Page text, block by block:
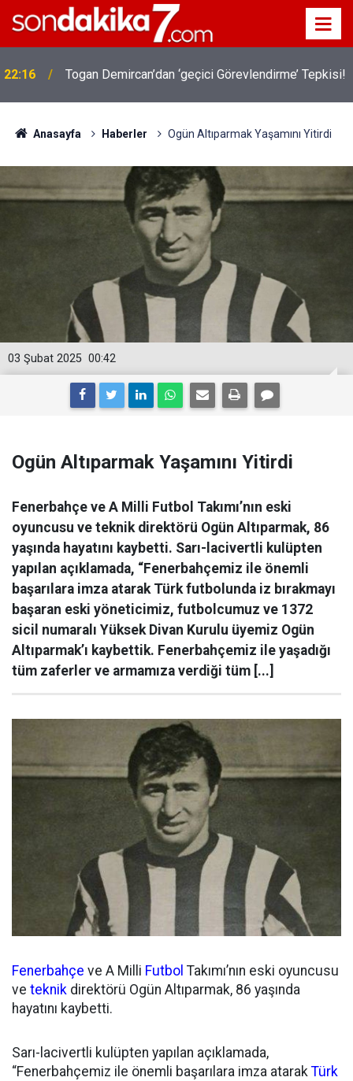
22:16 Togan Demircan’dan ‘geçici Görevlendirme’ Tepkisi!
Anasayfa Haberler Ogün Altıparmak Yaşamını Yitirdi
00:42
03 Şubat 2025
Ogün Altıparmak Yaşamını Yitirdi
Fenerbahçe ve A Milli Futbol Takımı’nın eski
oyuncusu ve teknik direktörü Ogün Altıparmak, 86
yaşında hayatını kaybetti. Sarı-lacivertli kulüpten
yapılan açıklamada, “Fenerbahçemiz ile önemli
başarılara imza atarak Türk futbolunda iz bırakmayı
başaran eski yöneticimiz, futbolcumuz ve 1372
sicil numaralı Yüksek Divan Kurulu üyemiz Ogün
Altıparmak’ı kaybettik. Fenerbahçemiz ile yaşadığı
tüm zaferler ve armamıza verdiği tüm [...]
Fenerbahçe ve A Milli Futbol Takımı’nın eski oyuncusu
ve teknik direktörü Ogün Altıparmak, 86 yaşında
hayatını kaybetti.
Sarı-lacivertli kulüpten yapılan açıklamada,
“Fenerbahçemiz ile önemli başarılara imza atarak Türk